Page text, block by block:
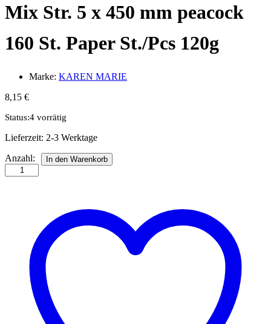
Mix Str. 5 x 450 mm peacock
160 St. Paper St./Pcs 120g
Marke: KAREN MARIE
8,15 €
Status:4 vorrätig
Lieferzeit: 2-3 Werktage
Mix
5
St./Pcs
Anzahl
Anzahl: In den Warenkorb